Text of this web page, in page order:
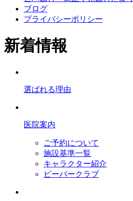
ブログ
プライバシーポリシー
新着情報
選ばれる理由
医院案内
ご予約について
施設基準一覧
キャラクター紹介
ビーバークラブ